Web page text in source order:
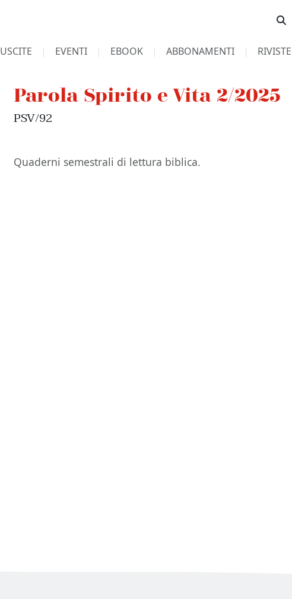
USCITE EVENTI EBOOK ABBONAMENTI RIVISTE
Parola Spirito e Vita 2/2025
PSV/92
Quaderni semestrali di lettura biblica.